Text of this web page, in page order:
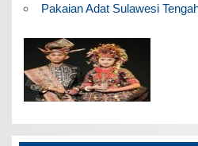
Pakaian Adat Sulawesi